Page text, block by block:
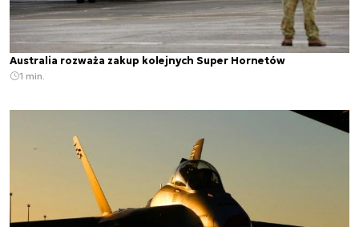
Australia rozważa zakup kolejnych Super Hornetów
1 min.